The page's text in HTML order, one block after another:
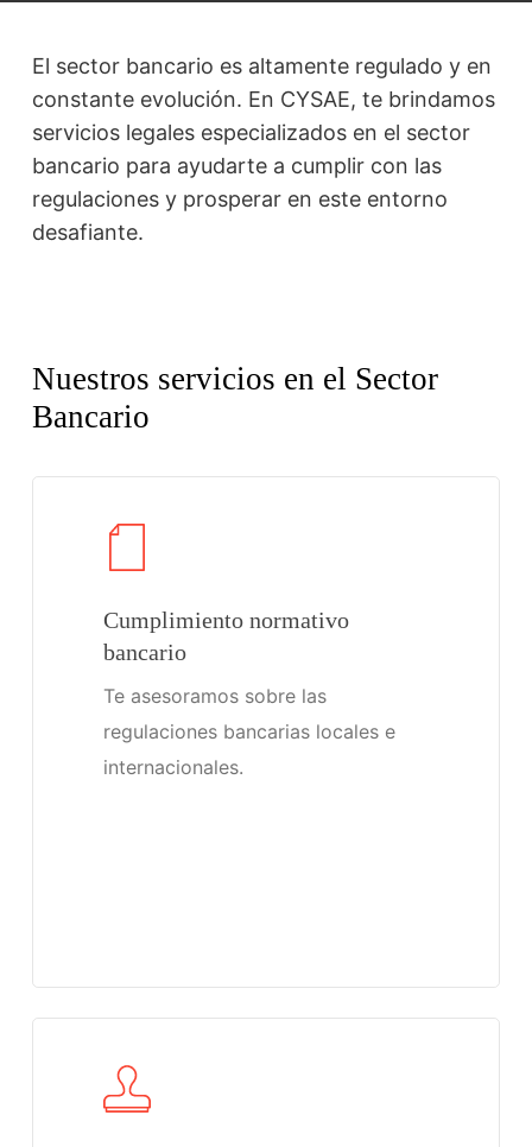
El sector bancario es altamente regulado y en
constante evolución. En CYSAE, te brindamos
servicios legales especializados en el sector
bancario para ayudarte a cumplir con las
regulaciones y prosperar en este entorno
desafiante.
Nuestros servicios en el Sector
Bancario
Cumplimiento normativo
bancario
Te asesoramos sobre las
regulaciones bancarias locales e
internacionales.